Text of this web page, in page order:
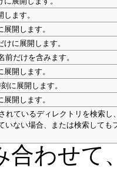
ます。
開します。
に展開します。
前だけを含みます。
開します。
に展開します。
開します。
れているディレクトリを検索
いない場合、または検索して
合わせて